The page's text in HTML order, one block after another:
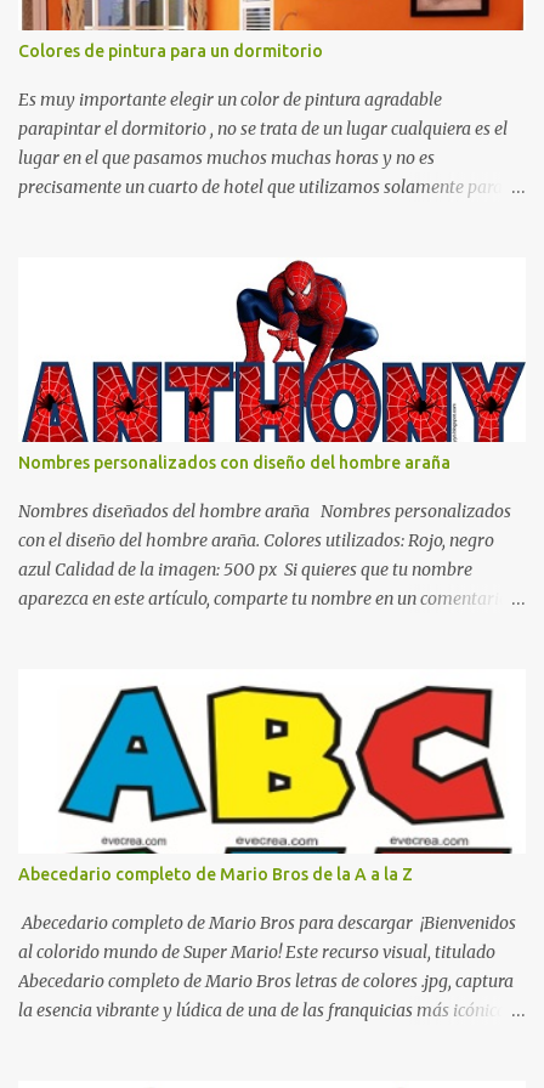
Colores de pintura para un dormitorio
Es muy importante elegir un color de pintura agradable
parapintar el dormitorio , no se trata de un lugar cualquiera es el
lugar en el que pasamos muchos muchas horas y no es
precisamente un cuarto de hotel que utilizamos solamente para
cómodo y también para nuestra vista. Te mostramos algunas
sugerencias que pueden brindar la elegancia y estilo que buscas
para tu dormitorio. El color naranja es una buena opción para
recibir esa luz y felicidad que todo ser humano necesita. El color
blanco es ideal para lograr el relax total, es un color que va con
todo y además es color bastante limpio que te dará esa sensación
de calidez. Los colores terra son excelentes para usar en el
dormitorio nos brinda esa sensación de tranquilidad y confort. El
color gris es un color muy relajante y por lo tanto entra en la lista
de colo...
Nombres personalizados con diseño del hombre araña
Nombres diseñados del hombre araña Nombres personalizados
con el diseño del hombre araña. Colores utilizados: Rojo, negro
azul Calidad de la imagen: 500 px Si quieres que tu nombre
aparezca en este artículo, comparte tu nombre en un comentario y
decorar el dormitorio con pósters Cama con diseño de ring de
boxeo Ideas para decoraciones de fiestas infantiles Cosas bonitas
que se pueden hacer con gomas de coche
Abecedario completo de Mario Bros de la A a la Z
Abecedario completo de Mario Bros para descargar ¡Bienvenidos
al colorido mundo de Super Mario! Este recurso visual, titulado
Abecedario completo de Mario Bros letras de colores .jpg, captura
la esencia vibrante y lúdica de una de las franquicias más icónicas